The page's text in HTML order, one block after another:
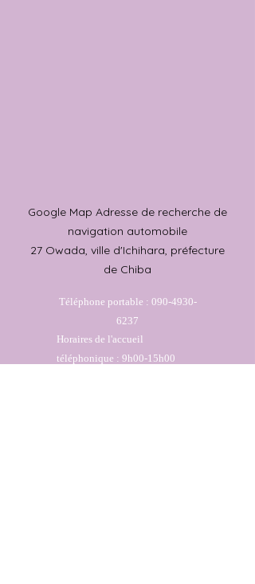
​Google Map Adresse de recherche de
navigation automobile
27 Owada, ville d'Ichihara, préfecture
de Chiba
Téléphone portable : 090-4930-
6237
​Horaires de l'accueil
téléphonique : 9h00-15h00